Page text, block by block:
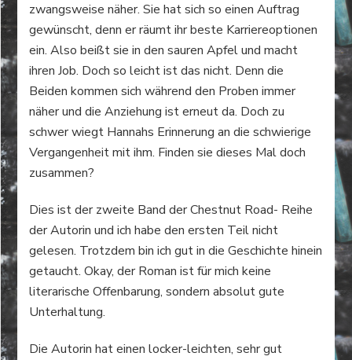
zwangsweise näher. Sie hat sich so einen Auftrag
gewünscht, denn er räumt ihr beste Karriereoptionen
ein. Also beißt sie in den sauren Apfel und macht
ihren Job. Doch so leicht ist das nicht. Denn die
Beiden kommen sich während den Proben immer
näher und die Anziehung ist erneut da. Doch zu
schwer wiegt Hannahs Erinnerung an die schwierige
Vergangenheit mit ihm. Finden sie dieses Mal doch
zusammen?
Dies ist der zweite Band der Chestnut Road- Reihe
der Autorin und ich habe den ersten Teil nicht
gelesen. Trotzdem bin ich gut in die Geschichte hinein
getaucht. Okay, der Roman ist für mich keine
literarische Offenbarung, sondern absolut gute
Unterhaltung.
Die Autorin hat einen locker-leichten, sehr gut